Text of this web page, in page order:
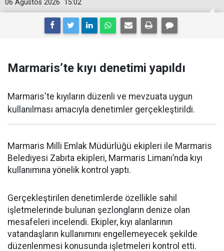
15:02
06 Ağustos 2026
Marmaris’te kıyı denetimi yapıldı
Marmaris'te kıyıların düzenli ve mevzuata uygun
kullanılması amacıyla denetimler gerçekleştirildi.
Marmaris Milli Emlak Müdürlüğü ekipleri ile Marmaris
Belediyesi Zabıta ekipleri, Marmaris Limanı’nda kıyı
kullanımına yönelik kontrol yaptı.
Gerçekleştirilen denetimlerde özellikle sahil
işletmelerinde bulunan şezlongların denize olan
mesafeleri incelendi. Ekipler, kıyı alanlarının
vatandaşların kullanımını engellemeyecek şekilde
düzenlenmesi konusunda işletmeleri kontrol etti.